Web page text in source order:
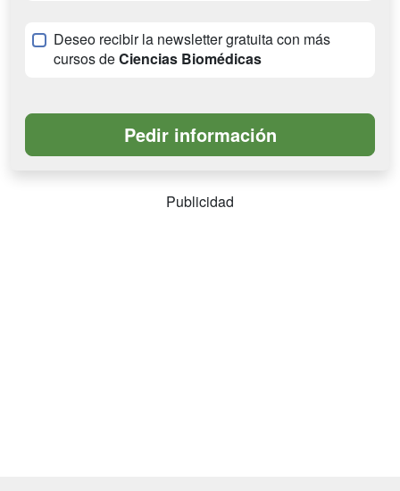
Deseo recibir la newsletter gratuita con más
cursos deCiencias Biomédicas
Publicidad